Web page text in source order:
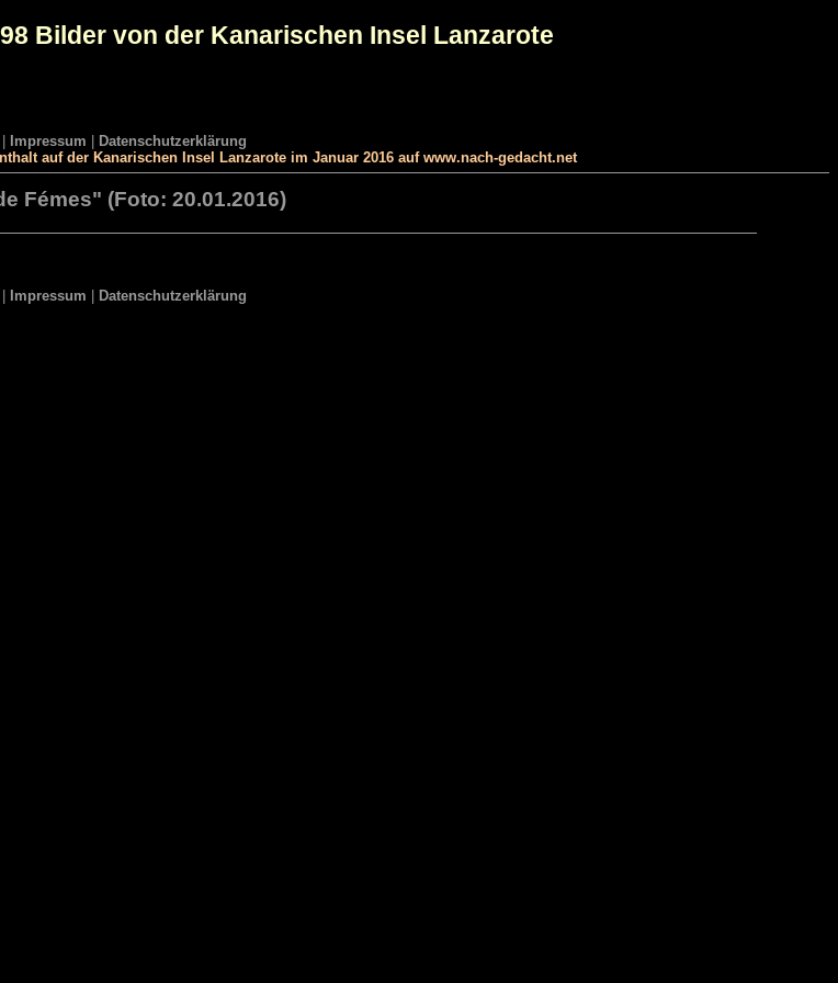
98 Bilder von der Kanarischen Insel Lanzarote
| Impressum | Datenschutzerklärung
auf der Kanarischen Insel Lanzarote im Januar 2016 auf www.nach-gedacht.net
Fémes" (Foto: 20.01.2016)
Impressum Datenschutzerklärung